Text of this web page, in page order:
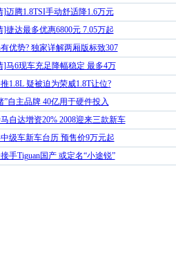
]迈腾1.8TSI手动舒适降1.6万元
]捷达最多优惠6800元 7.05万起
优势? 独家详解两厢版标致307
]马6现车充足降幅稳定 最多4万
1.8L 疑被迫为荣威1.8T让位?
”自主品牌 40亿用于硬件投入
自达增资20% 2008迎来三款新车
级车新车台历 预售价9万元起
手Tiguan国产 或定名“小途锐”